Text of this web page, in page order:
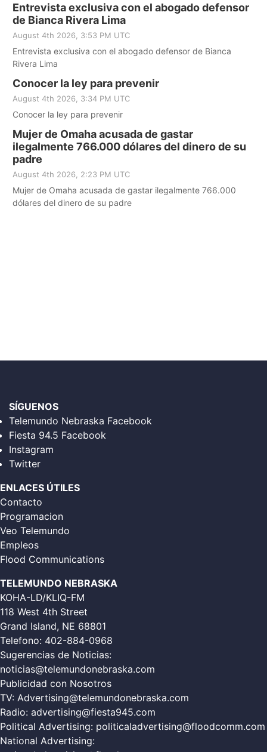
Entrevista exclusiva con el abogado defensor
de Bianca Rivera Lima
August 4th 2026, 3:53 PM UTC
Entrevista exclusiva con el abogado defensor de Bianca
Rivera Lima
Conocer la ley para prevenir
August 4th 2026, 3:34 PM UTC
Conocer la ley para prevenir
Mujer de Omaha acusada de gastar
ilegalmente 766.000 dólares del dinero de su
padre
August 4th 2026, 2:23 PM UTC
Mujer de Omaha acusada de gastar ilegalmente 766.000
dólares del dinero de su padre
SÍGUENOS
Telemundo Nebraska Facebook
Fiesta 94.5 Facebook
Instagram
Twitter
ENLACES ÚTILES
Contacto
Programacion
Veo Telemundo
Empleos
Flood Communications
TELEMUNDO NEBRASKA
KOHA-LD/KLIQ-FM
118 West 4th Street
Grand Island, NE 68801
Telefono: 402-884-0968
Sugerencias de Noticias:
noticias@telemundonebraska.com
Publicidad con Nosotros
TV: Advertising@telemundonebraska.com
Radio: advertising@fiesta945.com
Political Advertising: politicaladvertising@floodcomm.com
National Advertising: